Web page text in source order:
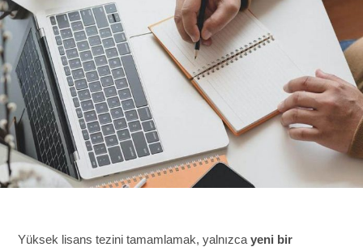
Yüksek lisans tezini tamamlamak, yalnızcayeni bir